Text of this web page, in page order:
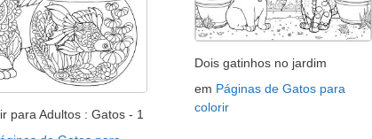
para Adultos : Gatos - 1
Dois gatinhos no jardim
em Páginas de Gatos para
colorir